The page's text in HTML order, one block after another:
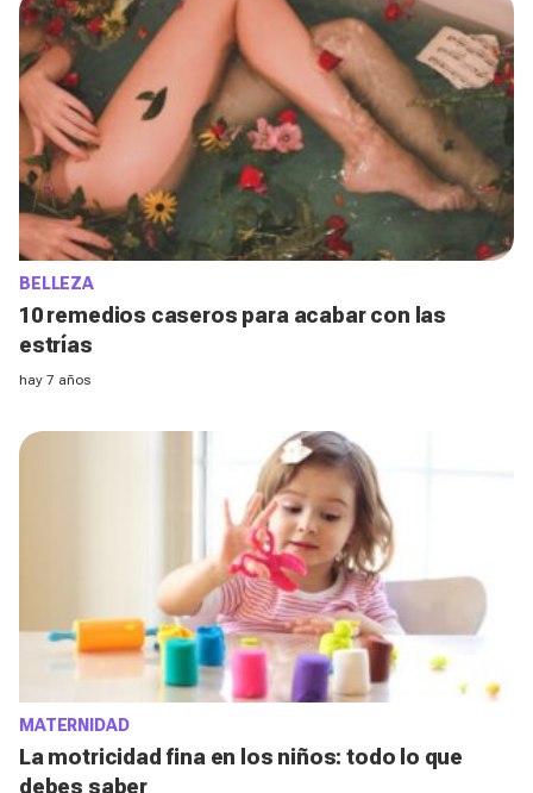
BELLEZA
10 remedios caseros para acabar con las
estrías
hay 7 años
MATERNIDAD
La motricidad fina en los niños: todo lo que
debes saber